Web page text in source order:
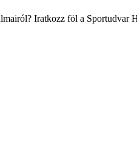
Iratkozz föl a